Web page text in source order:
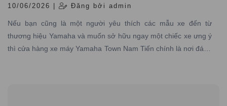
10/06/2026 | Đăng bởi admin
Nếu bạn cũng là một người yêu thích các mẫu xe đến từ
thương hiệu Yamaha và muốn sở hữu ngay một chiếc xe ưng ý
thì cửa hàng xe máy Yamaha Town Nam Tiến chính là nơi đáng